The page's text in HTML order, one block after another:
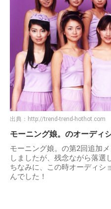
出典： http://trend-trend-hothot.com
モーニング娘。のオーディ
モーニング娘。の第2回追加
しましたが、残念ながら落選
ちなみに、この時オーディシ
んでした！